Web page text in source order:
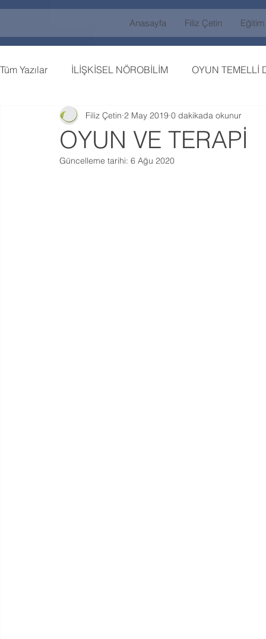
Tüm Yazılar İLİŞKİSEL NÖROBİLİM OYUN TEMELLİ
OYUN VE TERAPİ
Filiz Çetin 2 May 2019 0 dakikada okunur
Güncelleme tarihi: 6 Ağu 2020
Anasayfa Filiz Çetin